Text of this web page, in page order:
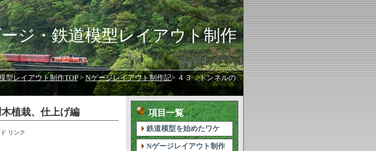
ジ・鉄道模型レイアウト制作
型レイアウト制作TOP> Nゲージレイアウト制作記> ４３．トンネルの
植栽、仕上げ編
リンク
項目一覧
鉄道模型を始めたワケ
Nゲージレイアウト制作